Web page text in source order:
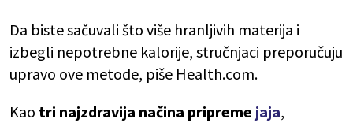
Da biste sačuvali što više hranljivih materija i
izbegli nepotrebne kalorije, stručnjaci preporučuju
upravo ove metode, piše Health.com.
Kao tri najzdravija načina pripreme jaja,